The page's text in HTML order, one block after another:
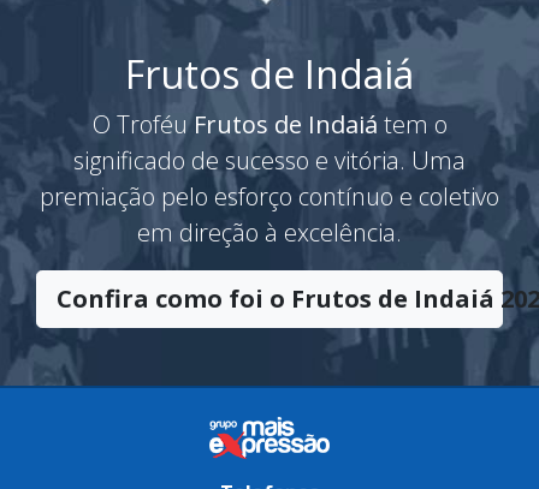
Frutos de Indaiá
O TroféuFrutos de Indaiá tem o
significado de sucesso e vitória. Uma
premiação pelo esforço contínuo e coletivo
em direção à excelência.
Confira como foi o Frutos de Indaiá